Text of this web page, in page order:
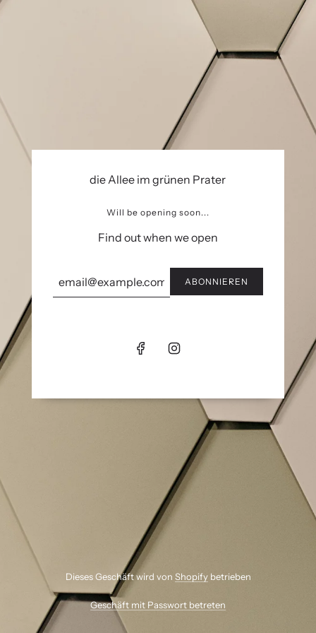
die Allee im grünen Prater
Will be opening soon...
Find out when we open
Dieses Geschäft wird von Shopifybetrieben
Geschäft mit Passwort betreten